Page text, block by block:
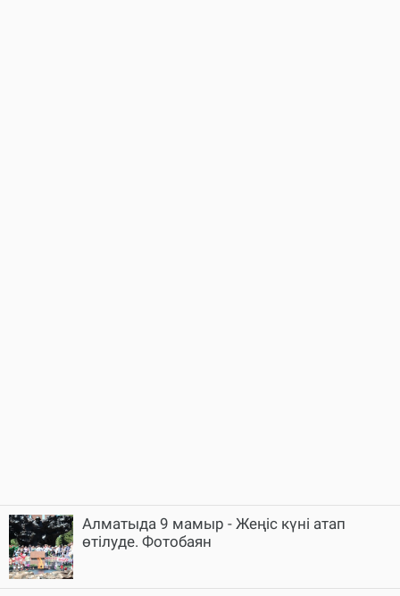
Алматыда 9 мамыр - Жеңіс күні атап
өтілуде. Фотобаян